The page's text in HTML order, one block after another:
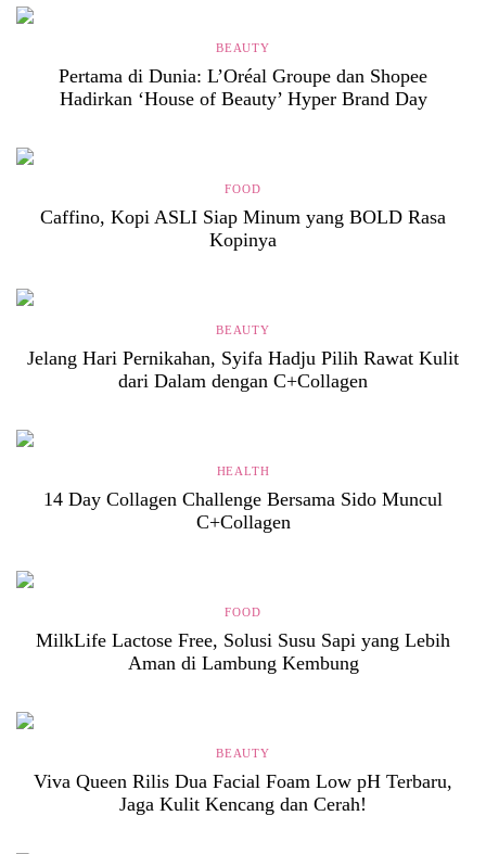
BEAUTY
Pertama di Dunia: L’Oréal Groupe dan Shopee
Hadirkan ‘House of Beauty’ Hyper Brand Day
FOOD
Caffino, Kopi ASLI Siap Minum yang BOLD Rasa
Kopinya
BEAUTY
Jelang Hari Pernikahan, Syifa Hadju Pilih Rawat Kulit
dari Dalam dengan C+Collagen
HEALTH
14 Day Collagen Challenge Bersama Sido Muncul
C+Collagen
FOOD
MilkLife Lactose Free, Solusi Susu Sapi yang Lebih
Aman di Lambung Kembung
BEAUTY
Viva Queen Rilis Dua Facial Foam Low pH Terbaru,
Jaga Kulit Kencang dan Cerah!